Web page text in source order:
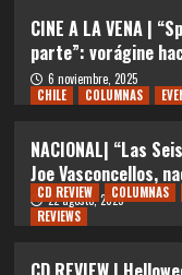
CINE A LA VENA |
parte”: vorágine
6 noviembre, 2025
CHILE
COLUMNAS
NACIONAL| “Las
Joe Vasconcellos,
22 agosto, 2025
CD REVIEW COLUMNAS
REVIEWS